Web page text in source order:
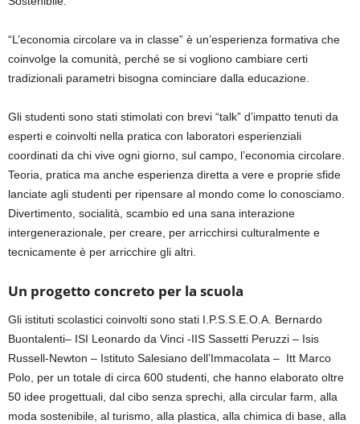
“L’economia circolare va in classe” è un’esperienza formativa che
coinvolge la comunità, perché se si vogliono cambiare certi
tradizionali parametri bisogna cominciare dalla educazione.
Gli studenti sono stati stimolati con brevi “talk” d’impatto tenuti da
esperti e coinvolti nella pratica con laboratori esperienziali
coordinati da chi vive ogni giorno, sul campo, l’economia circolare.
Teoria, pratica ma anche esperienza diretta a vere e proprie sfide
lanciate agli studenti per ripensare al mondo come lo conosciamo.
Divertimento, socialità, scambio ed una sana interazione
intergenerazionale, per creare, per arricchirsi culturalmente e
tecnicamente è per arricchire gli altri.
Un progetto concreto per la scuola
Gli istituti scolastici coinvolti sono stati I.P.S.S.E.O.A. Bernardo
Buontalenti– ISI Leonardo da Vinci -IIS Sassetti Peruzzi – Isis
Russell-Newton – Istituto Salesiano dell’Immacolata – Itt Marco
Polo, per un totale di circa 600 studenti, che hanno elaborato oltre
50 idee progettuali, dal cibo senza sprechi, alla circular farm, alla
moda sostenibile, al turismo, alla plastica, alla chimica di base, alla